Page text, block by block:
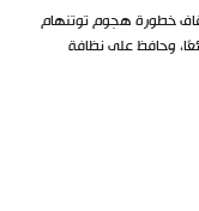
خطورة هجوم توتنهام
وحافظ على نظافة